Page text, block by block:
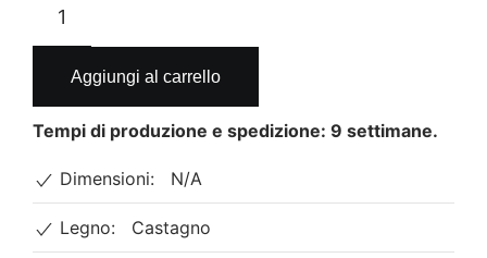
Tavolo
in
legno
massello
e
in
ferro
quantità
Aggiungi al carrello
Tempi di produzione e spedizione: 9 settimane.
Dimensioni: N/A
Legno: Castagno